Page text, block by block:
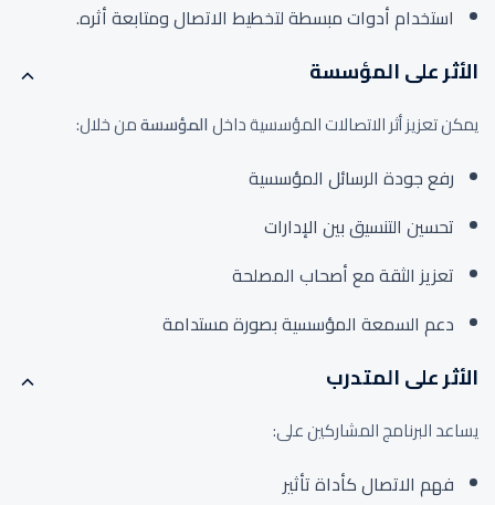
استخدام أدوات مبسطة لتخطيط الاتصال ومتابعة أثره.
الأثر على المؤسسة
يمكن تعزيز أثر الاتصالات المؤسسية داخلالمؤسسةمن خلال:
رفع جودة الرسائل المؤسسية
تحسين التنسيق بين الإدارات
تعزيز الثقة مع أصحاب المصلحة
دعم السمعة المؤسسية بصورة مستدامة
الأثر على المتدرب
يساعد البرنامج المشاركين على:
فهم الاتصال كأداة تأثير